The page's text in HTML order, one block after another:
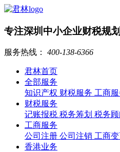
专注深圳中小企业财税规划
服务热线： 400-138-6366
君林首页
全部服务
知识产权 财税服务 工商
财税服务
记账报税 税务筹划 税务顾
工商服务
公司注册 公司注销 工商
香港业务